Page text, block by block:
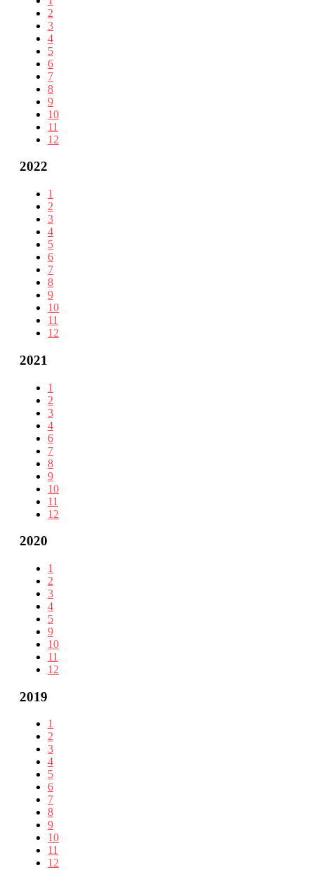
2
3
4
5
6
7
8
9
10
11
12
2022
1
2
3
4
5
6
7
8
9
10
11
12
2021
1
2
3
4
6
7
8
9
10
11
12
2020
1
2
3
4
5
9
10
11
12
2019
1
2
3
4
5
6
7
8
9
10
11
12